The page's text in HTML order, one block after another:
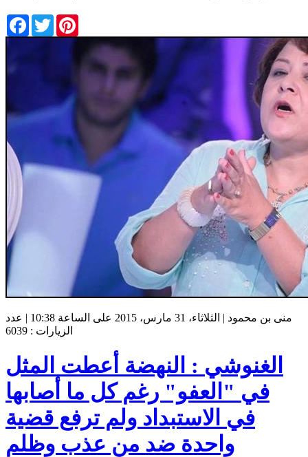
Facebook
Twitter
منى بن محمود | الثلاثاء، 31 مارس، 2015 على الساعة 10:38 | عدد
الزيارات : 6039
الغنوشي : النهضة أعطت المثل
في "العفو" رغم كل ما أصابها
في الاستبداد ولم ترفع قضية
واحدة ضد من عذب وظلم